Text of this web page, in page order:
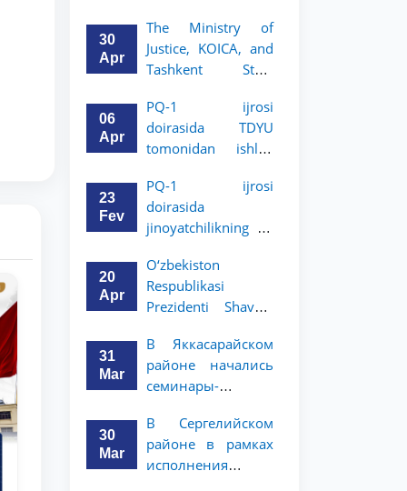
priorities outlined
in the Address of
the President of the
Uzbekistan,
Shavkat
Mirziyoyev, to the
Oliy Majlis and the
people of
Uzbekistan
30
Apr
The Ministry of
Justice, KOICA, and
Tashkent State
will digitalize legal
services
06
Apr
PQ-1 ijrosi
doirasida TDYU
tomonidan ishlab
kriminologik
metodikalar
taqdimoti o‘tkazildi
23
Fev
PQ-1 ijrosi
doirasida
jinoyatchilikning 12
tayyorlangan ilmiy-
tahliliy ishlanmalar
taqdim etildi
20
Apr
O‘zbekiston
Respublikasi
Prezidenti Shavkat
Majlis va
O‘zbekiston xalqiga
Murojaatnomasida
vazifalar mazmun-
mohiyatini keng
jamoatchilikka
31
Mar
В Яккасарайском
районе начались
семинары-
направленные на
раннюю
профилактику
30
Mar
В Сергелийском
районе в рамках
исполнения